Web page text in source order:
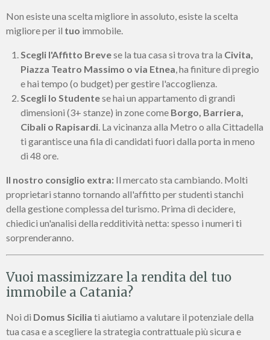
Non esiste una scelta migliore in assoluto, esiste la scelta
migliore per il tuo immobile.
Scegli l'Affitto Brevese la tua casa si trova tra la Civita,
Piazza Teatro Massimo o via Etnea , ha finiture di pregio
e hai tempo (o budget) per gestire l'accoglienza.
Scegli lo Studentese hai un appartamento di grandi
dimensioni (3+ stanze) in zone come Borgo, Barriera,
Cibali o Rapisardi . La vicinanza alla Metro o alla Cittadella
ti garantisce una fila di candidati fuori dalla porta in meno
di 48 ore.
Il nostro consiglio extra: Il mercato sta cambiando. Molti
proprietari stanno tornando all'affitto per studenti stanchi
della gestione complessa del turismo. Prima di decidere,
chiedici un'analisi della redditività netta: spesso i numeri ti
sorprenderanno.
Vuoi massimizzare la rendita del tuo
immobile a Catania?
Noi di Domus Sicilia ti aiutiamo a valutare il potenziale della
tua casa e a scegliere la strategia contrattuale più sicura e